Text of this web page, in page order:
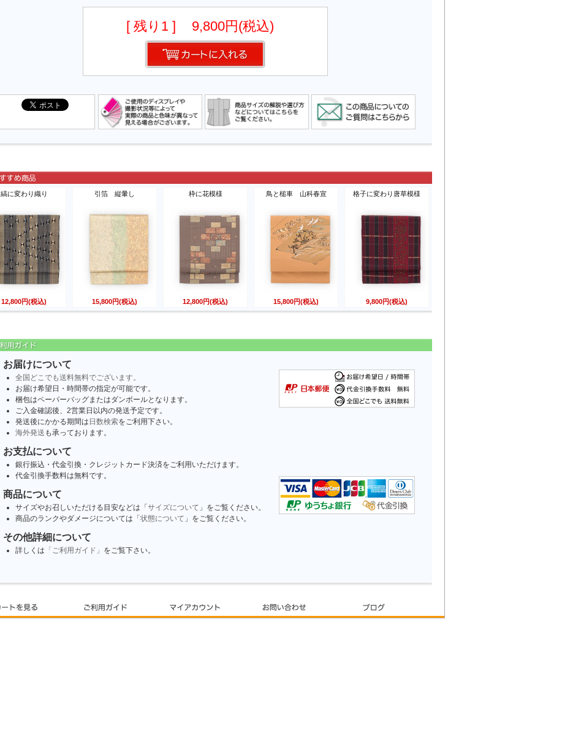
[ 残り1 ] 9,800円(税込)
縞に変わり織り
12,800円(税込)
引箔 縦暈し
15,800円(税込)
枠に花模様
12,800円(税込)
鳥と槌車 山科春宣
15,800円(税込)
格子に変わり唐草模様
9,800円(税込)
お届けについて
全国どこでも送料無料でございます。
お届け希望日・時間帯の指定が可能です。
梱包はペーパーバッグまたはダンボールとなります。
ご入金確認後、2営業日以内の発送予定です。
発送後にかかる期間は 日数検索をご利用下さい。
海外発送 も承っております。
お支払について
銀行振込・代金引換・クレジットカード決済をご利用いただけます。
代金引換手数料は無料です。
商品について
サイズやお召しいただける目安などは「 サイズについて 」をご覧ください。
商品のランクやダメージについては「 状態について 」をご覧ください。
その他詳細について
詳しくは 「ご利用ガイド」 をご覧下さい。